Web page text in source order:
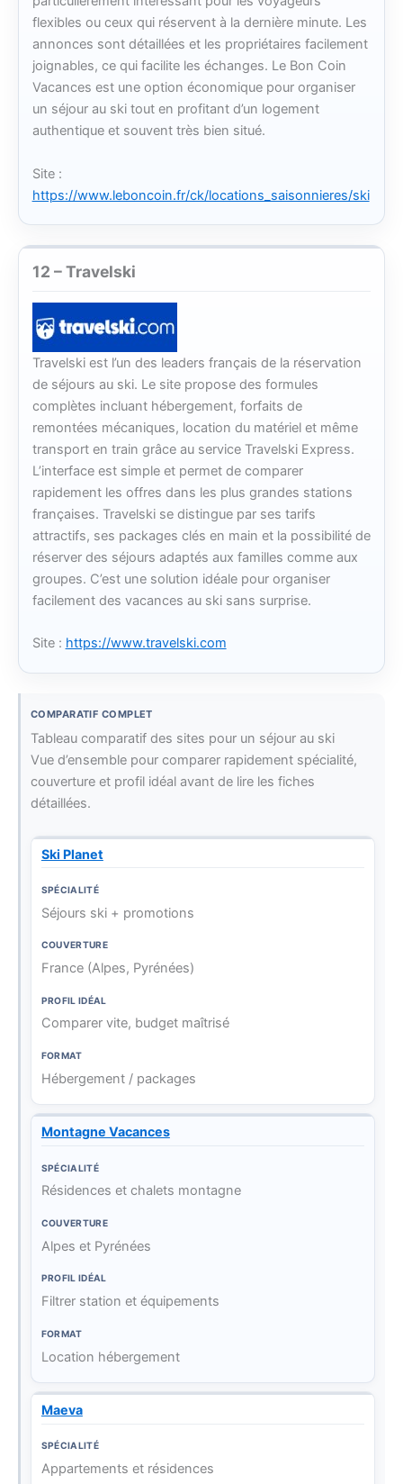
flexibles ou ceux qui réservent à la dernière minute. Les
annonces sont détaillées et les propriétaires facilement
joignables, ce qui facilite les échanges. Le Bon Coin
Vacances est une option économique pour organiser
un séjour au ski tout en profitant d’un logement
authentique et souvent très bien situé.
Site :
https://www.leboncoin.fr/ck/locations_saisonnieres/ski
12 – Travelski
Travelski est l’un des leaders français de la réservation
de séjours au ski. Le site propose des formules
complètes incluant hébergement, forfaits de
remontées mécaniques, location du matériel et même
transport en train grâce au service Travelski Express.
L’interface est simple et permet de comparer
rapidement les offres dans les plus grandes stations
françaises. Travelski se distingue par ses tarifs
attractifs, ses packages clés en main et la possibilité de
réserver des séjours adaptés aux familles comme aux
groupes. C’est une solution idéale pour organiser
facilement des vacances au ski sans surprise.
Site : https://www.travelski.com
COMPARATIF COMPLET
Tableau comparatif des sites pour un séjour au ski
Vue d’ensemble pour comparer rapidement spécialité,
couverture et profil idéal avant de lire les fiches
détaillées.
S
i
t
p
é
a
li
t
C
v
e
r
u
f
i
a
o
m
Ski Planet
Séjours ski + promotions
France (Alpes, Pyrénées)
Comparer vite, budget maîtrisé
Hébergement / packages
Montagne Vacances
Résidences et chalets montagne
Alpes et Pyrénées
Filtrer station et équipements
Location hébergement
Maeva
Appartements et résidences